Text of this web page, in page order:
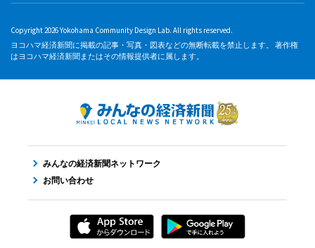
Copyright 2026 Yokohama Community Design Lab. All rights reserved.
ヨコハマ経済新聞に掲載の記事・写真・図表などの無断転載を禁止します。 著作権
はヨコハマ経済新聞またはその情報提供者に属します。
みんなの経済新聞ネットワーク
お問い合わせ